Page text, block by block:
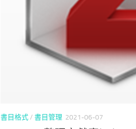
書目格式/ 書目管理 2021-06-07